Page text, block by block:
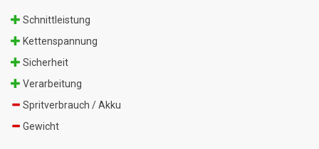
Schnittleistung
Kettenspannung
Sicherheit
Verarbeitung
Spritverbrauch / Akku
Gewicht